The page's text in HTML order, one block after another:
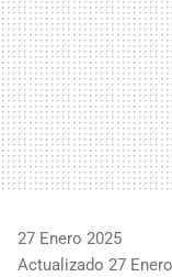
27 Enero 2025
Actualizado 27